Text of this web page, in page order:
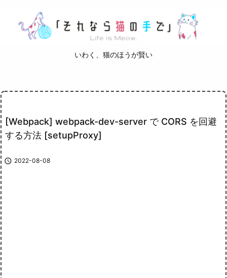
いわく、猫のほうが賢い
[Webpack] webpack-dev-server で CORS を回避
する方法 [setupProxy]
 2022-08-08